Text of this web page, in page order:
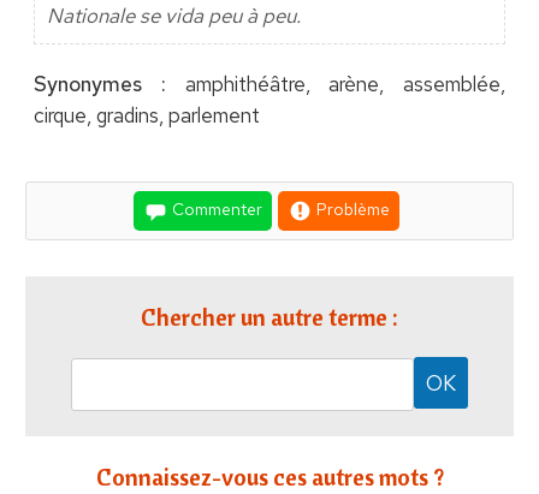
Nationale se vida peu à peu.
Synonymes : amphithéâtre, arène, assemblée,
cirque, gradins, parlement
Commenter Problème
Chercher un autre terme :
Connaissez-vous ces autres mots ?